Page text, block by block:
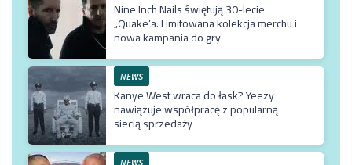
Nine Inch Nails świętują 30-lecie
„Quake’a. Limitowana kolekcja merchu i
nowa kampania do gry
NEWS
Kanye West wraca do łask? Yeezy
nawiązuje współpracę z popularną
siecią sprzedaży
NEWS